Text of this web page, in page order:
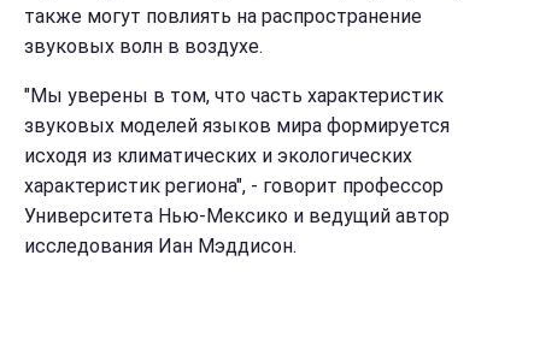
также могут повлиять на распространение
звуковых волн в воздухе.
"Мы уверены в том, что часть характеристик
звуковых моделей языков мира формируется
исходя из климатических и экологических
характеристик региона", - говорит профессор
Университета Нью-Мексико и ведущий автор
исследования Иан Мэддисон.